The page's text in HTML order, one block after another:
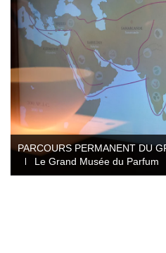
Mobilité audioguide
Production multimédia
Projection immersive
Réalité augmentée / virtuelle
Tournage et captation
PARCOURS PERMANENT DU
Le Grand Musée du Parfum